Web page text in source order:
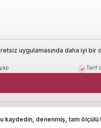
uygulamasında daha iyi
Tarif
kaydedin, denenmiş, tam ölçülü